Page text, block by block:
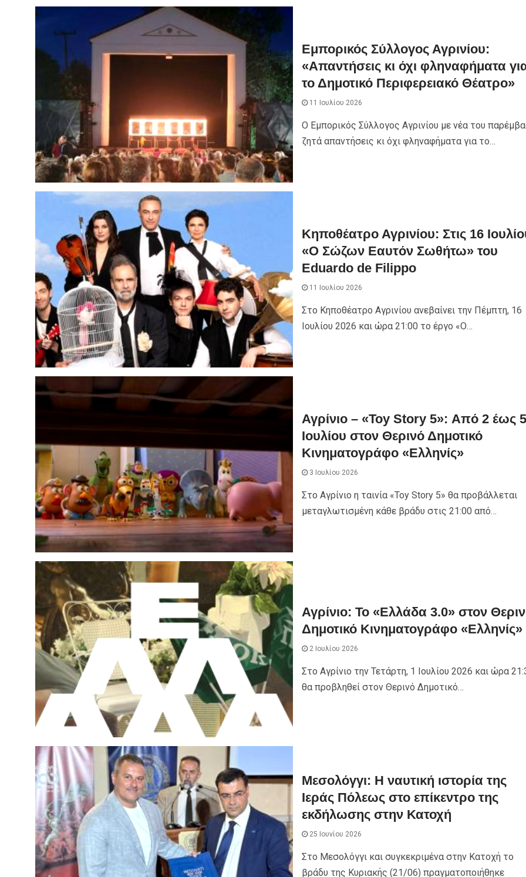
Εμπορικός Σύλλογος Αγρινίου:
«Απαντήσεις κι όχι φληναφήματα
το Δημοτικό Περιφερειακό Θέατρο»
11 Ιουλίου 2026
Ο Εμπορικός Σύλλογος Αγρινίου με νέα του
ζητά απαντήσεις κι όχι φληναφήματα για το…
Κηποθέατρο Αγρινίου: Στις 16
«Ο Σώζων Εαυτόν Σωθήτω» του
Eduardo de Filippo
11 Ιουλίου 2026
Στο Κηποθέατρο Αγρινίου ανεβαίνει την Πέμπτη, 16
Ιουλίου 2026 και ώρα 21:00 το έργο «Ο…
Αγρίνιο – «Toy Story 5»: Από 2 έως 5
Ιουλίου στον Θερινό Δημοτικό
Κινηματογράφο «Ελληνίς»
3 Ιουλίου 2026
Στο Αγρίνιο η ταινία «Toy Story 5» θα προβάλλεται
μεταγλωτισμένη κάθε βράδυ στις 21:00 από…
Αγρίνιο: Το «Ελλάδα 3.0» στον
Δημοτικό Κινηματογράφο «Ελληνίς»
2 Ιουλίου 2026
Στο Αγρίνιο την Τετάρτη, 1 Ιουλίου 2026 και ώρα
θα προβληθεί στον Θερινό Δημοτικό…
Μεσολόγγι: Η ναυτική ιστορία της
Ιεράς Πόλεως στο επίκεντρο της
εκδήλωσης στην Κατοχή
25 Ιουνίου 2026
Στο Μεσολόγγι και συγκεκριμένα στην Κατοχή το
βράδυ της Κυριακής (21/06) πραγματοποιήθηκε